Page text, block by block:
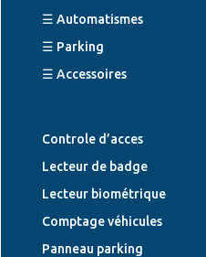
☰ Automatismes
☰ Parking
☰ Accessoires
Controle d’acces
Lecteur de badge
Lecteur biométrique
Comptage véhicules
Panneau parking